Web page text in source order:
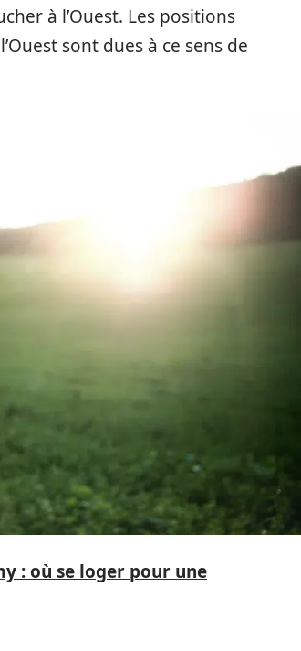
à l’Ouest. Les positions
sont dues à ce sens de
: où se loger pour une